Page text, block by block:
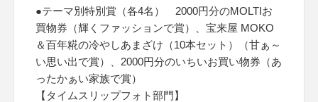
●テーマ別特別賞（各4名） 2000円分のMOLTIお
買物券（輝くファッションで賞）、宝来屋 MOKO
＆百年糀の冷やしあまざけ（10本セット）（甘ぁ～
い思い出で賞）、2000円分のいちいお買い物券（あ
ったかぁい家族で賞）
【タイムスリップフォト部門】